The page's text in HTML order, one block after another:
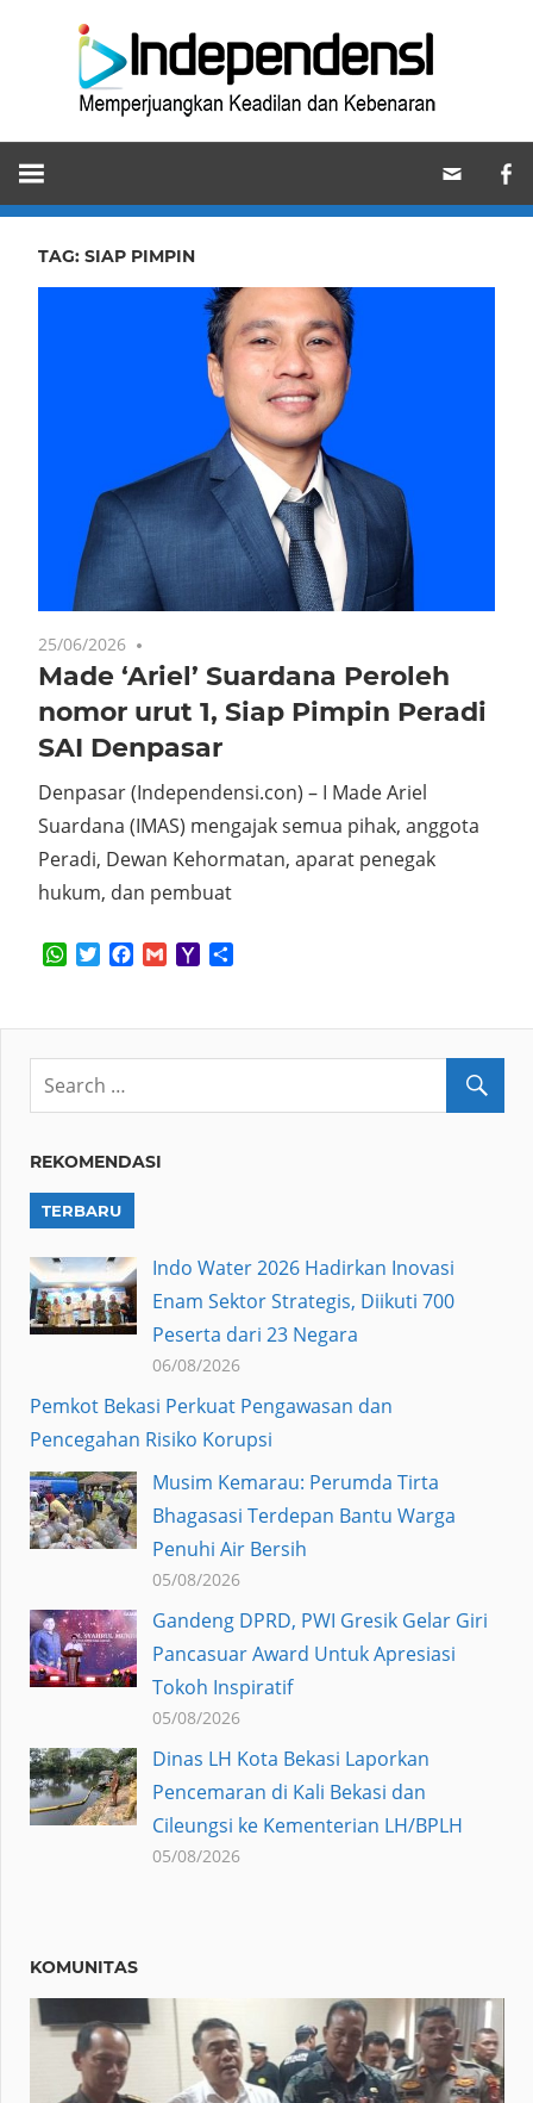
Memperjuangkan
Keadilan
dan
Kebenaran
TAG: SIAP PIMPIN
25/06/2026
Made ‘Ariel’ Suardana Peroleh
nomor urut 1, Siap Pimpin Peradi
SAI Denpasar
Denpasar (Independensi.con) – I Made Ariel
Suardana (IMAS) mengajak semua pihak, anggota
Peradi, Dewan Kehormatan, aparat penegak
hukum, dan pembuat
WhatsApp
TwitterFacebook
GmailYahoo
REKOMENDASI
TERBARU
Indo Water 2026 Hadirkan Inovasi
Enam Sektor Strategis, Diikuti 700
Peserta dari 23 Negara
06/08/2026
Pemkot Bekasi Perkuat Pengawasan dan
Pencegahan Risiko Korupsi
Musim Kemarau: Perumda Tirta
Bhagasasi Terdepan Bantu Warga
Penuhi Air Bersih
05/08/2026
Gandeng DPRD, PWI Gresik Gelar Giri
Pancasuar Award Untuk Apresiasi
Tokoh Inspiratif
05/08/2026
Dinas LH Kota Bekasi Laporkan
Pencemaran di Kali Bekasi dan
Cileungsi ke Kementerian LH/BPLH
05/08/2026
KOMUNITAS